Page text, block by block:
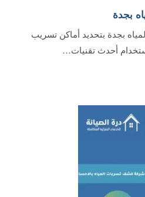
بجدة
بجدة بتحديد أماكن تسريب
أحدث تقنيات…